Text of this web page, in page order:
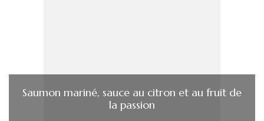
Saumon mariné, sauce au citron et au fruit de
la passion